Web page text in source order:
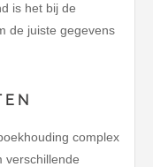
is het bij de
de juiste gegevens
complex
verschillende